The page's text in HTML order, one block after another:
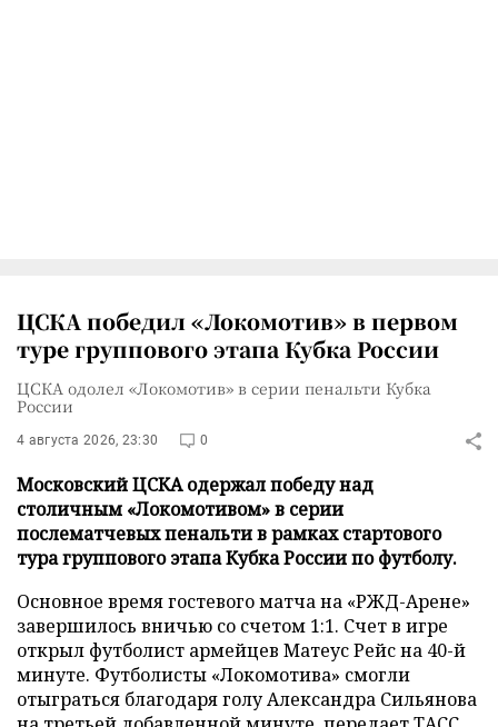
ЦСКА победил «Локомотив» в первом
туре группового этапа Кубка России
ЦСКА одолел «Локомотив» в серии пенальти Кубка
России
4 августа 2026, 23:30 0
Московский ЦСКА одержал победу над
столичным «Локомотивом» в серии
послематчевых пенальти в рамках стартового
тура группового этапа Кубка России по футболу.
Основное время гостевого матча на «РЖД-Арене»
завершилось вничью со счетом 1:1. Счет в игре
открыл футболист армейцев Матеус Рейс на 40-й
минуте. Футболисты «Локомотива» смогли
отыграться благодаря голу Александра Сильянова